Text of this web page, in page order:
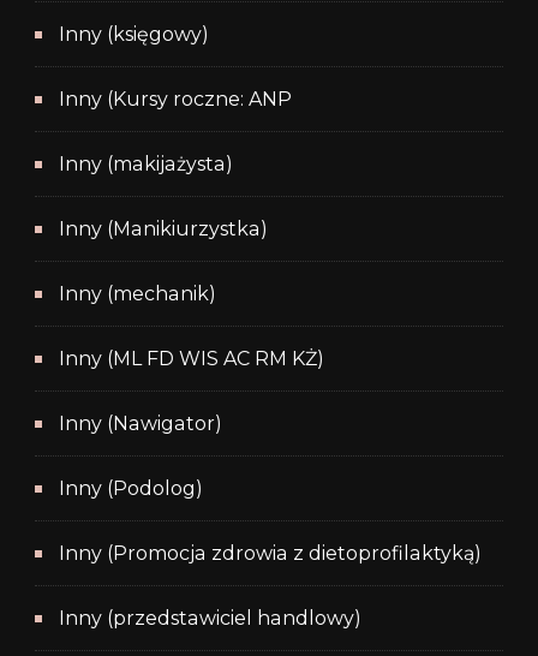
Inny (księgowy)
Inny (Kursy roczne: ANP
Inny (makijażysta)
Inny (Manikiurzystka)
Inny (mechanik)
Inny (ML FD WIS AC RM KŻ)
Inny (Nawigator)
Inny (Podolog)
Inny (Promocja zdrowia z dietoprofilaktyką)
Inny (przedstawiciel handlowy)